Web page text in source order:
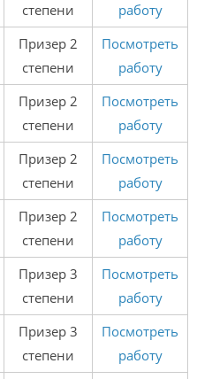
степени
работу
Призер 2
степени
Посмотреть
работу
Призер 2
степени
Посмотреть
работу
Призер 2
степени
Посмотреть
работу
Призер 2
степени
Посмотреть
работу
Призер 3
степени
Посмотреть
работу
Призер 3
степени
Посмотреть
работу